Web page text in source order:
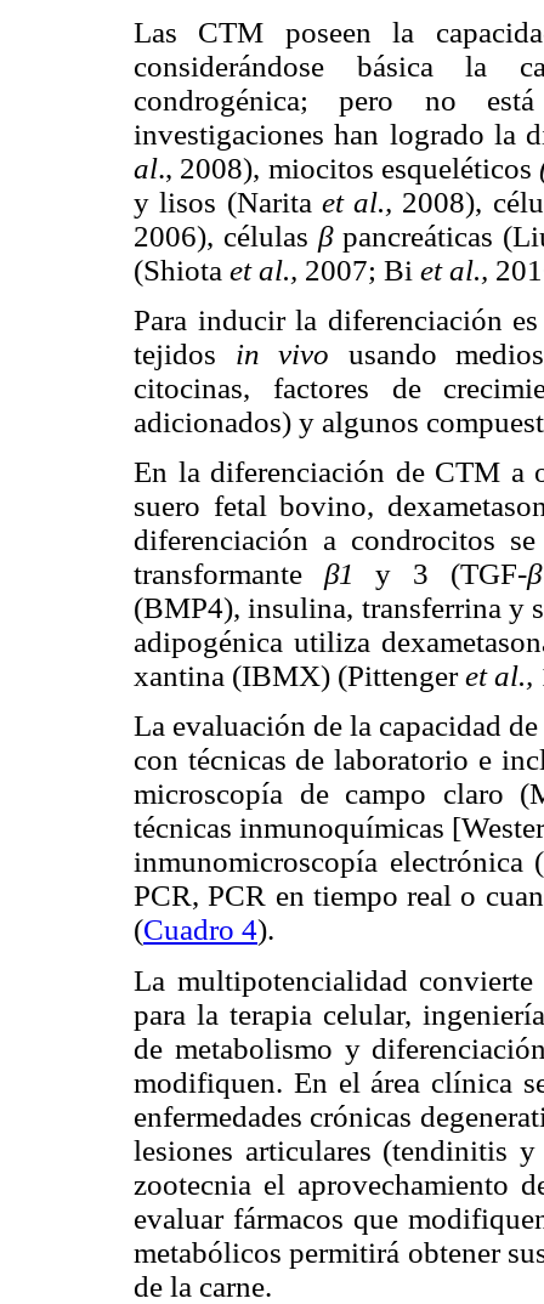
Las CTM poseen la
considerándose básica la
condrogénica; pero no
investigaciones han logrado la
al., 2008), miocitos esqueléticos
y lisos (Narita et al., 2008),
2006), células βpancreáticas
(Shiota et al., 2007; Bi et al.,
Para inducir la diferenciación
tejidos in vivo usando
citocinas, factores de
adicionados) y algunos
En la diferenciación de CTM a
suero fetal bovino,
diferenciación a condrocitos
transformante β1 y 3 (TGF-β
(BMP4), insulina, transferrina y
adipogénica utiliza
xantina (IBMX) (Pittengeret al.,
La evaluación de la capacidad
con técnicas de laboratorio e
microscopía de campo claro
técnicas inmunoquímicas
inmunomicroscopía
PCR, PCR en tiempo real o
(Cuadro 4).
La multipotencialidad
para la terapia celular,
de metabolismo y
modifiquen. En el área clínica
enfermedades crónicas
lesiones articulares (tendinitis
zootecnia el aprovechamiento
evaluar fármacos que
metabólicos permitirá obtener
de la carne.